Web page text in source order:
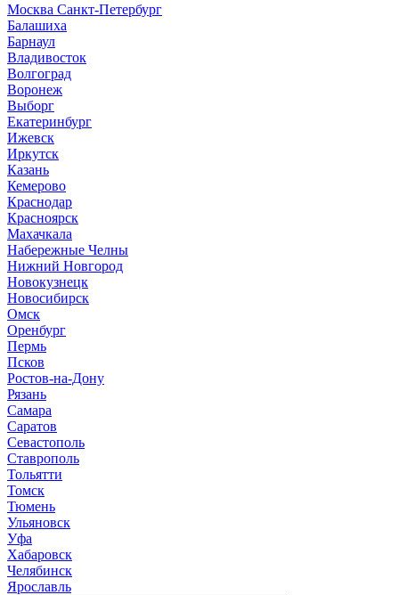
Москва Санкт-Петербург
Балашиха
Барнаул
Владивосток
Волгоград
Воронеж
Выборг
Екатеринбург
Ижевск
Иркутск
Казань
Кемерово
Краснодар
Красноярск
Махачкала
Набережные Челны
Нижний Новгород
Новокузнецк
Новосибирск
Омск
Оренбург
Пермь
Псков
Ростов-на-Дону
Рязань
Самара
Саратов
Севастополь
Ставрополь
Тольятти
Томск
Тюмень
Ульяновск
Уфа
Хабаровск
Челябинск
Ярославль